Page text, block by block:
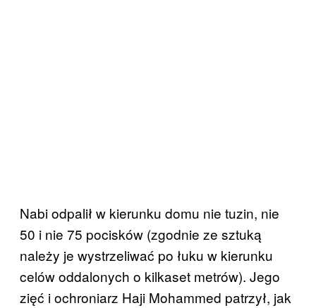
Nabi odpalił w kierunku domu nie tuzin, nie
50 i nie 75 pocisków (zgodnie ze sztuką
należy je wystrzeliwać po łuku w kierunku
celów oddalonych o kilkaset metrów). Jego
zięć i ochroniarz Haji Mohammed patrzył, jak